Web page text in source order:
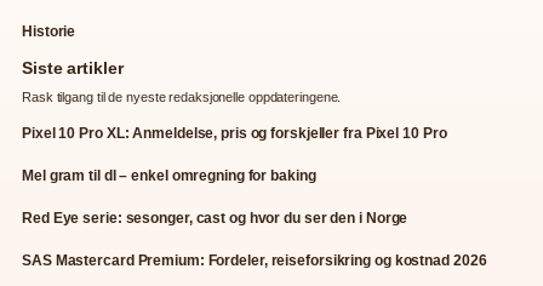
Historie
Siste artikler
Rask tilgang til de nyeste redaksjonelle oppdateringene.
Pixel 10 Pro XL: Anmeldelse, pris og forskjeller fra Pixel 10 Pro
Mel gram til dl – enkel omregning for baking
Red Eye serie: sesonger, cast og hvor du ser den i Norge
SAS Mastercard Premium: Fordeler, reiseforsikring og kostnad 2026